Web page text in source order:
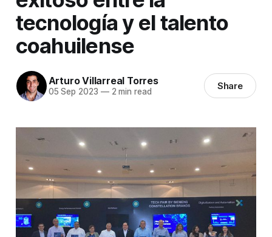
tecnología y el talento
coahuilense
Arturo Villarreal Torres
05 Sep 2023 —2 min read Share